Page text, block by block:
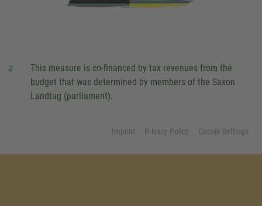
This measure is co-financed by tax revenues from the
budget that was determined by members of the Saxon
Landtag (parliament).
Imprint Privacy Policy Cookie Settings